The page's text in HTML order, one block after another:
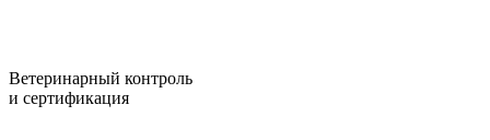
Ветеринарный контроль
и сертификация